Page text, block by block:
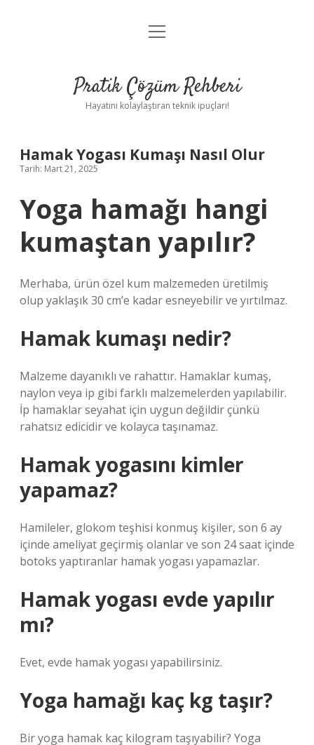
Anasayfa
Yasal Uyarı
menüyü
Pratik Çözüm Rehberi
Hayatını kolaylaştıran teknik ipuçları!
Hamak Yogası Kumaşı Nasıl Olur
Tarih: Mart 21, 2025
Yoga hamağı hangi
kumaştan yapılır?
Merhaba, ürün özel kum malzemeden üretilmiş
olup yaklaşık 30 cm’e kadar esneyebilir ve yırtılmaz.
Hamak kumaşı nedir?
Malzeme dayanıklı ve rahattır. Hamaklar kumaş,
naylon veya ip gibi farklı malzemelerden yapılabilir.
İp hamaklar seyahat için uygun değildir çünkü
rahatsız edicidir ve kolayca taşınamaz.
Hamak yogasını kimler
yapamaz?
Hamileler, glokom teşhisi konmuş kişiler, son 6 ay
içinde ameliyat geçirmiş olanlar ve son 24 saat içinde
botoks yaptıranlar hamak yogası yapamazlar.
Hamak yogası evde yapılır
mı?
Evet, evde hamak yogası yapabilirsiniz.
Yoga hamağı kaç kg taşır?
Bir yoga hamak kaç kilogram taşıyabilir? Yoga